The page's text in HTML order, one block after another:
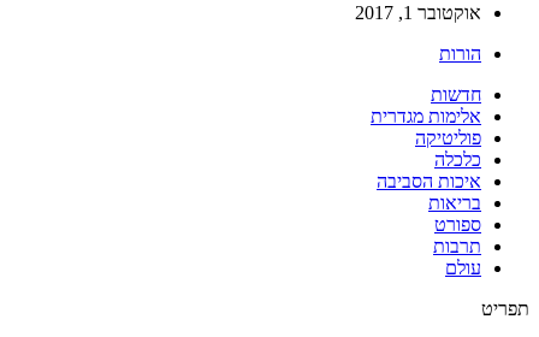
אוקטובר 1, 2017
הורות
חדשות
אלימות מגדרית
פוליטיקה
כלכלה
איכות הסביבה
בריאות
ספורט
תרבות
עולם
תפריט